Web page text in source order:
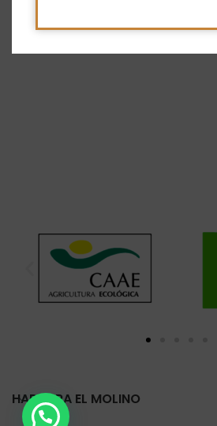
HARINERA EL MOLINO